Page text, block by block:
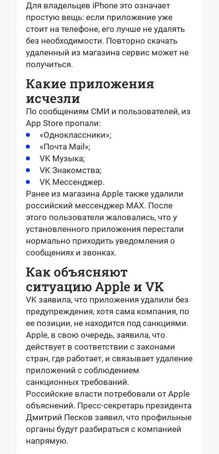
Для владельцев iPhone это означает
простую вещь: если приложение уже
стоит на телефоне, его лучше не удалять
без необходимости. Повторно скачать
удаленный из магазина сервис может не
получиться.
Какие приложения
исчезли
По сообщениям СМИ и пользователей, из
App Store пропали:
«Одноклассники»;
«Почта Mail»;
VK Музыка;
VK Знакомства;
VK Мессенджер.
Ранее из магазина Apple также удалили
российский мессенджер MAX. После
этого пользователи жаловались, что у
установленного приложения перестали
нормально приходить уведомления о
сообщениях и звонках.
Как объясняют
ситуацию Apple и VK
VK заявила, что приложения удалили без
предупреждения, хотя сама компания, по
ее позиции, не находится под санкциями.
Apple, в свою очередь, заявила, что
действует в соответствии с законами
стран, где работает, и связывает удаление
приложений с соблюдением
санкционных требований.
Российские власти потребовали от Apple
объяснений. Пресс-секретарь президента
Дмитрий Песков заявил, что профильные
органы будут разбираться с компанией
напрямую.